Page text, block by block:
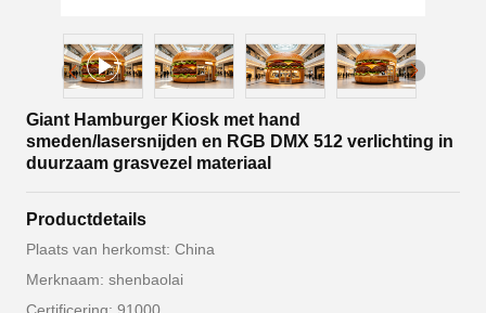
Giant Hamburger Kiosk met hand
smeden/lasersnijden en RGB DMX 512 verlichting in
duurzaam grasvezel materiaal
Productdetails
Plaats van herkomst: China
Merknaam: shenbaolai